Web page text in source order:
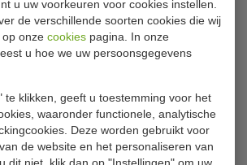
u uw voorkeuren voor cookies instellen.
de verschillende soorten cookies die wij
onze cookies pagina. In onze
u hoe we uw persoonsgegevens
te klikken, geeft u toestemming voor het
waaronder functionele, analytische
Deze worden gebruikt voor
de website en het personaliseren van
dit niet, klik dan op "Instellingen" om uw
sneller kan afhandelen
hoeft na te denken in welke koeling
u de keuze uit 1 tot 3 glazen
Husky barkoelkasten